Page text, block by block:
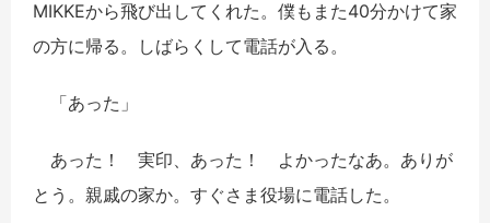
MIKKEから飛び出してくれた。僕もまた40分かけて家
の方に帰る。しばらくして電話が入る。
「あった」
あった！ 実印、あった！ よかったなあ。ありが
とう。親戚の家か。すぐさま役場に電話した。